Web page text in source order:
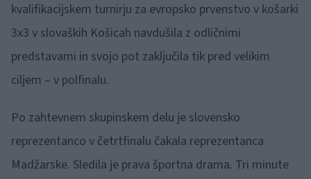
kvalifikacijskem turnirju za evropsko prvenstvo v košarki
3x3 v slovaških Košicah navdušila z odličnimi
predstavami in svojo pot zaključila tik pred velikim
ciljem – v polfinalu.
Po zahtevnem skupinskem delu je slovensko
reprezentanco v četrtfinalu čakala reprezentanca
Madžarske. Sledila je prava športna drama. Tri minute